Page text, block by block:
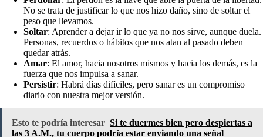
No se trata de justificar lo que nos hizo daño, sino de soltar el
peso que llevamos.
Soltar: Aprender a dejar ir lo que ya no nos sirve, aunque duela.
Personas, recuerdos o hábitos que nos atan al pasado deben
quedar atrás.
Amar: El amor, hacia nosotros mismos y hacia los demás, es la
fuerza que nos impulsa a sanar.
Persistir: Habrá días difíciles, pero sanar es un compromiso
diario con nuestra mejor versión.
Esto te podría interesar Si te duermes bien pero despiertas a
las 3 A.M., tu cuerpo podría estar enviando una señal